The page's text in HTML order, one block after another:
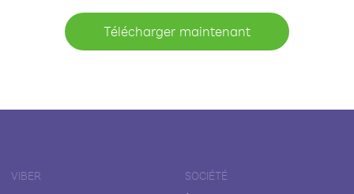
Télécharger maintenant
VIBER SOCIÉTÉ